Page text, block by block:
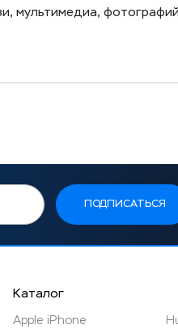
мультимедиа,
Каталог
Apple iPhone